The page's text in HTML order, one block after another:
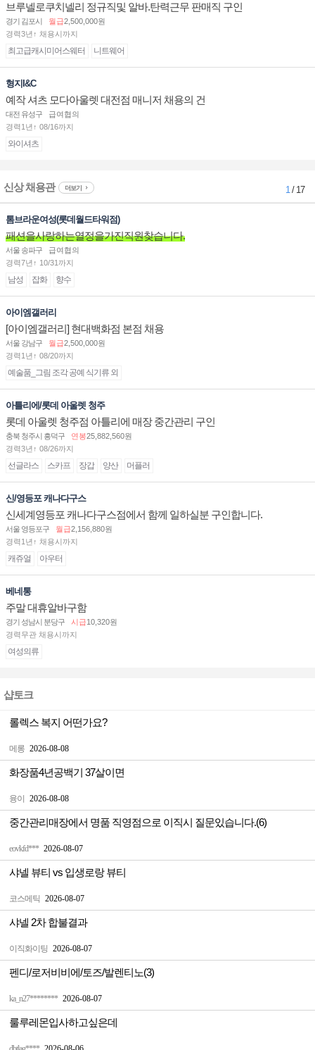
브루넬로쿠치넬리 정규직및 알바.탄력근무 판매직 구인
경기 김포시 월급2,500,000원
경력3년↑ 채용시까지
최고급캐시미어스웨터 니트웨어
형지I&C
예작 셔츠 모다아울렛 대전점 매니저 채용의 건
대전 유성구
급여협의
경력1년↑ 08/16까지
와이셔츠
신상 채용관 더보기 1/ 17
톰브라운여성(롯데월드타워점)
패션을사랑하는열정을가진직원찾습니다.
서울 송파구
급여협의
경력7년↑ 10/31까지
남성 잡화 향수
아이엠갤러리
[아이엠갤러리] 현대백화점 본점 채용
서울 강남구 월급2,500,000원
경력1년↑ 08/20까지
예술품_그림 조각 공예 식기류 외
아틀리에/롯데 아울렛 청주
롯데 아울렛 청주점 아틀리에 매장 중간관리 구인
충북 청주시 흥덕구 연봉25,882,560원
경력3년↑ 08/26까지
선글라스 스카프 장갑 양산 머플러
신/영등포 캐나다구스
신세계영등포 캐나다구스점에서 함께 일하실분 구인합니다.
서울 영등포구 월급2,156,880원
경력1년↑ 채용시까지
캐쥬얼 아우터
베네통
주말 대휴알바구함
경기 성남시 분당구 시급10,320원
경력무관 채용시까지
여성의류
샵토크
메롱 2026-08-08
롤렉스 복지 어떤가요?
융이 2026-08-08
화장품4년공백기 37살이면
eovkfd*** 2026-08-07
중간관리매장에서 명품 직영점으로 이직시 질문있습니다.(6)
코스메틱 2026-08-07
샤넬 뷰티 vs 입생로랑 뷰티
이직화이팅 2026-08-07
샤넬 2차 합불결과
ka_n27******** 2026-08-07
펜디/로저비비에/토즈/발렌티노(3)
룰루레몬입사하고싶은데